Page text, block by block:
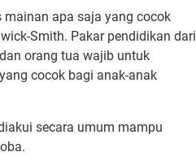
apa saja yang cocok
Smith. Pakar pendidikan dari
orang tua wajib untuk
cocok bagi anak-anak
secara umum mampu